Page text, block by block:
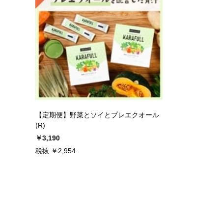
【定期便】野菜とソイとプレエクオール
(R)
￥3,190
税抜 ￥2,954